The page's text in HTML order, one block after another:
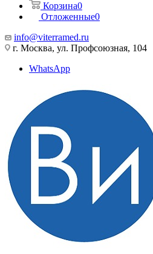
Корзина0
Отложенные0
info@viterramed.ru
г. Москва, ул. Профсоюзная, 104
WhatsApp